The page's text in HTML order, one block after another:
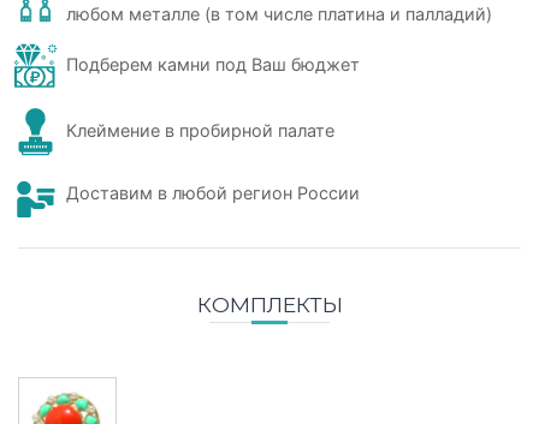
любом металле (в том числе платина и палладий)
Подберем камни под Ваш бюджет
Клеймение в пробирной палате
Доставим в любой регион России
КОМПЛЕКТЫ